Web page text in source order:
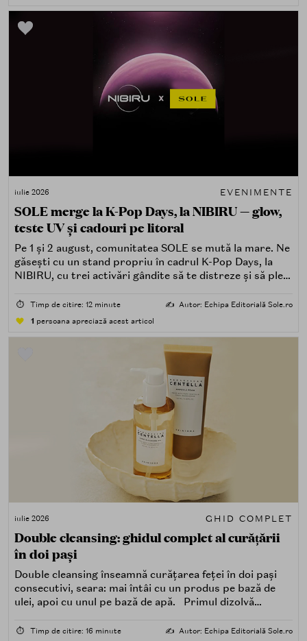
iulie 2026 EVENIMENTE
SOLE merge la K-Pop Days, la NIBIRU — glow,
teste UV și cadouri pe litoral
Pe 1 și 2 august, comunitatea SOLE se mută la mare. Ne
găsești cu un stand propriu în cadrul K-Pop Days, la
NIBIRU, cu trei activări gândite să te distreze și să pleci
⏱️ Timp de citire: 12 minute ✍️ Autor: Echipa Editorială Sole.ro
1 persoana apreciază acest articol
iulie 2026 GHID COMPLET
Double cleansing: ghidul complet al curățării
în doi pași
Double cleansing înseamnă curățarea feței în doi pași
consecutivi, seara: mai întâi cu un produs pe bază de
ulei, apoi cu unul pe bază de apă. Primul dizolvă
poluare. Al doilea îndepărtează impuritățile solubile în
⏱️ Timp de citire: 16 minute ✍️ Autor: Echipa Editorială Sole.ro